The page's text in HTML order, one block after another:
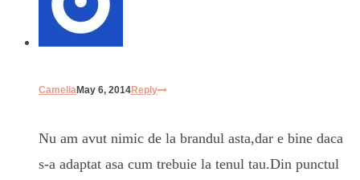
CameliaMay 6, 2014Reply
Nu am avut nimic de la brandul asta,dar e bine daca
s-a adaptat asa cum trebuie la tenul tau.Din punctul